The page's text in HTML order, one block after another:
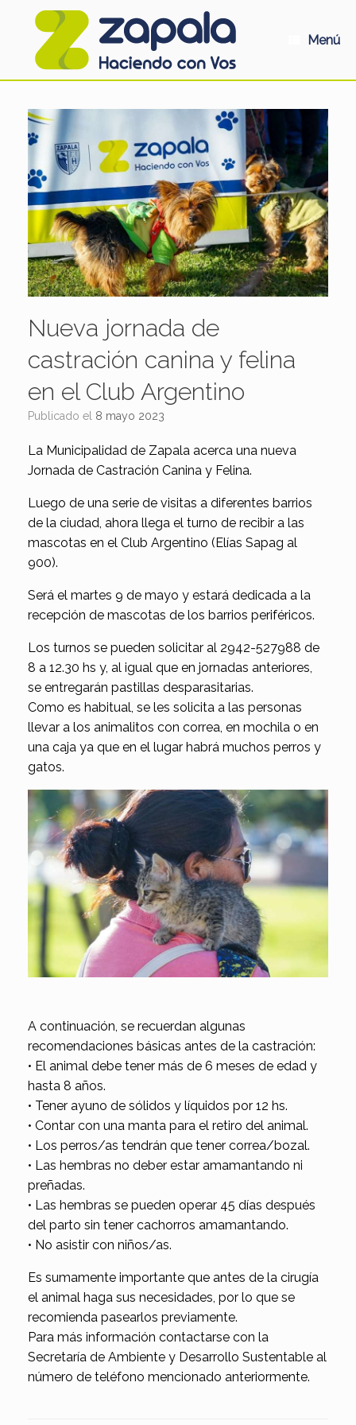
Menú
Nueva jornada de
castración canina y felina
en el Club Argentino
Publicado el 8 mayo 2023
La Municipalidad de Zapala acerca una nueva
Jornada de Castración Canina y Felina.
Luego de una serie de visitas a diferentes barrios
de la ciudad, ahora llega el turno de recibir a las
mascotas en el Club Argentino (Elías Sapag al
900).
Será el martes 9 de mayo y estará dedicada a la
recepción de mascotas de los barrios periféricos.
Los turnos se pueden solicitar al 2942-527988 de
8 a 12.30 hs y, al igual que en jornadas anteriores,
se entregarán pastillas desparasitarias.
Como es habitual, se les solicita a las personas
llevar a los animalitos con correa, en mochila o en
una caja ya que en el lugar habrá muchos perros y
gatos.
A continuación, se recuerdan algunas
recomendaciones básicas antes de la castración:
• El animal debe tener más de 6 meses de edad y
hasta 8 años.
• Tener ayuno de sólidos y líquidos por 12 hs.
• Contar con una manta para el retiro del animal.
• Los perros/as tendrán que tener correa/bozal.
• Las hembras no deber estar amamantando ni
preñadas.
• Las hembras se pueden operar 45 días después
del parto sin tener cachorros amamantando.
• No asistir con niños/as.
Es sumamente importante que antes de la cirugía
el animal haga sus necesidades, por lo que se
recomienda pasearlos previamente.
Para más información contactarse con la
Secretaría de Ambiente y Desarrollo Sustentable al
número de teléfono mencionado anteriormente.